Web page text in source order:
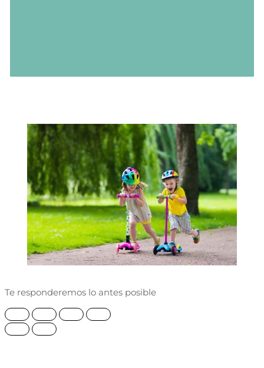
Te responderemos lo antes posible